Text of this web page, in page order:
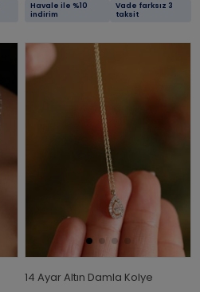
Havale ile %10
indirim
Vade farksız 3
taksit
14 Ayar Altın Damla Kolye